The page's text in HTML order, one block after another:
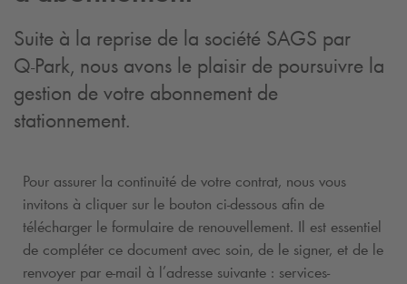
Suite à la reprise de la société SAGS par
Q-Park, nous avons le plaisir de poursuivre la
gestion de votre abonnement de
stationnement.
Pour assurer la continuité de votre contrat, nous vous
invitons à cliquer sur le bouton ci-dessous afin de
télécharger le formulaire de renouvellement. Il est essentiel
de compléter ce document avec soin, de le signer, et de le
renvoyer par e-mail à l’adresse suivante : services-